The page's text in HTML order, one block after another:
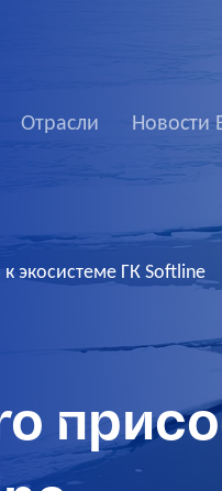
Отрасли Новости
экосистеме ГК Softline